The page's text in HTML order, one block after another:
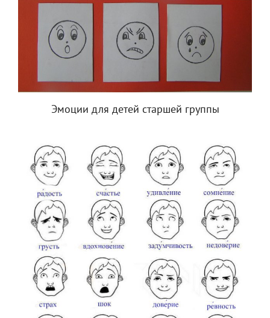
Эмоции для детей старшей группы